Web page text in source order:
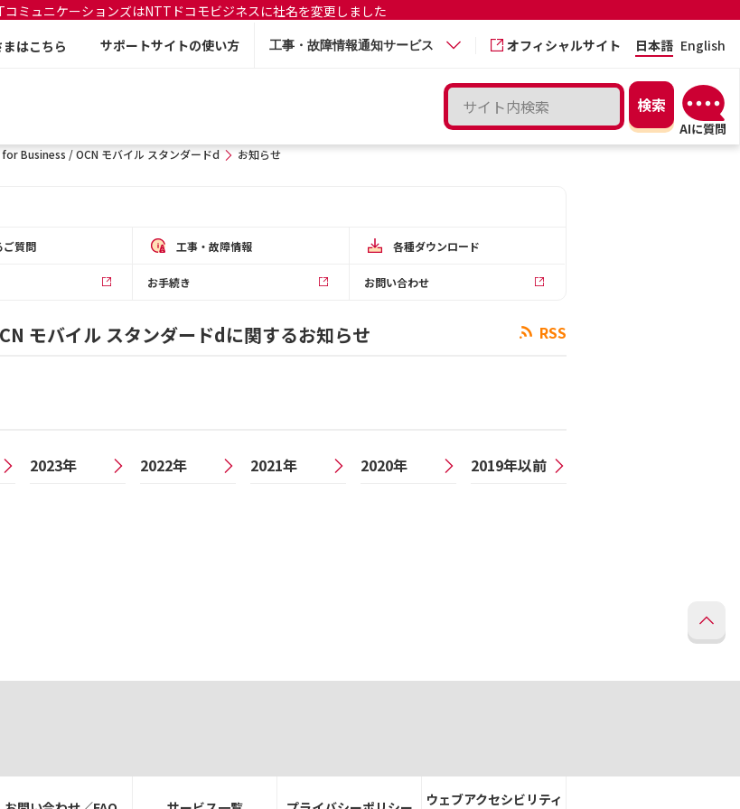
ミュニケーションズはNTTドコモビジネスに社名を変更しました
はこちら サポートサイトの使い方 工事・故障情報通知サービス オフィシャルサイト 日本語 English
for Business / OCN モバイル スタンダードd お知らせ
ご質問 工事・故障情報 各種ダウンロード
お手続き お問い合わせ
RSS
モバイル スタンダードdに関するお知らせ
2023年 2022年 2021年 2020年 2019年以前
ウェブアクセシビリティ